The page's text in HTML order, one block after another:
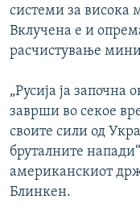
системи за висока
Вклучена е и
расчистување
„Русија ја започна
заврши во секое
своите сили од
бруталните
американскиот
Блинкен.